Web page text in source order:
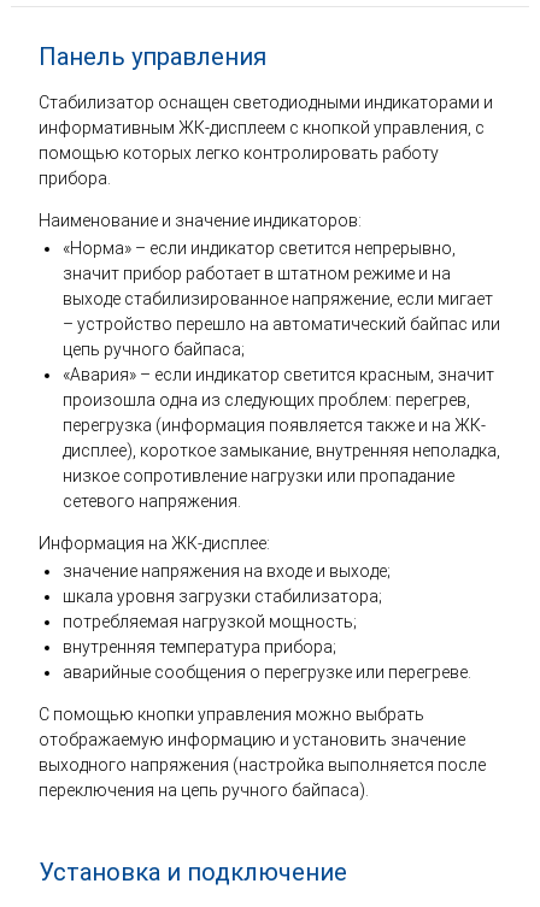
Панель управления
Стабилизатор оснащен светодиодными индикаторами и
информативным ЖК-дисплеем с кнопкой управления, с
помощью которых легко контролировать работу
прибора.
Наименование и значение индикаторов:
«Норма» – если индикатор светится непрерывно,
значит прибор работает в штатном режиме и на
выходе стабилизированное напряжение, если мигает
– устройство перешло на автоматический байпас или
цепь ручного байпаса;
«Авария» – если индикатор светится красным, значит
произошла одна из следующих проблем: перегрев,
перегрузка (информация появляется также и на ЖК-
дисплее), короткое замыкание, внутренняя неполадка,
низкое сопротивление нагрузки или пропадание
сетевого напряжения.
Информация на ЖК-дисплее:
значение напряжения на входе и выходе;
шкала уровня загрузки стабилизатора;
потребляемая нагрузкой мощность;
внутренняя температура прибора;
аварийные сообщения о перегрузке или перегреве.
С помощью кнопки управления можно выбрать
отображаемую информацию и установить значение
выходного напряжения (настройка выполняется после
переключения на цепь ручного байпаса).
Установка и подключение